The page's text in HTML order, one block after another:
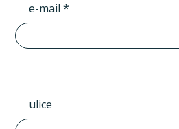
e-mail *
ulice